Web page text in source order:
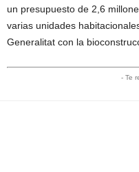
un presupuesto de 2,6
varias unidades
Generalitat con la
- Te